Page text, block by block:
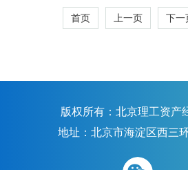
首页 上一页 下一
版权所有：北京理工资产
地址：北京市海淀区西三